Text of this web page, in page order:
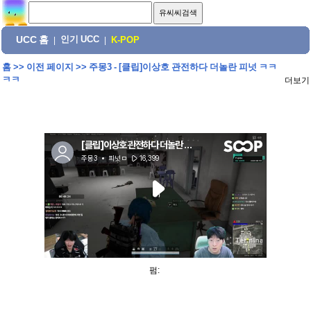
UCC 홈 인기 UCC K-POP
홈>> 이전 페이지 >> 주몽3 - [클립]이상호 관전하다 더놀란 피넛 ㅋㅋ
ㅋㅋ
더보기
펌: